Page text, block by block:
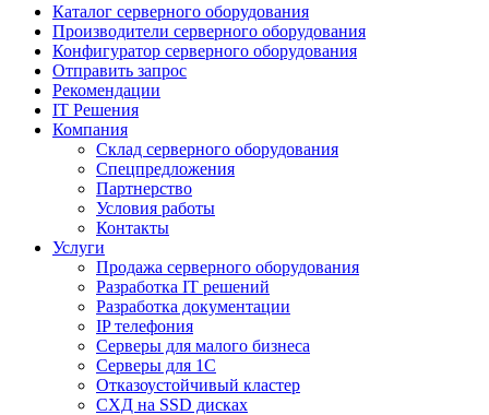
Каталог серверного оборудования
Производители серверного оборудования
Конфигуратор серверного оборудования
Отправить запрос
Рекомендации
IT Решения
Компания
Склад серверного оборудования
Спецпредложения
Партнерство
Условия работы
Контакты
Услуги
Продажа серверного оборудования
Разработка IT решений
Разработка документации
IP телефония
Серверы для малого бизнеса
Серверы для 1С
Отказоустойчивый кластер
СХД на SSD дисках